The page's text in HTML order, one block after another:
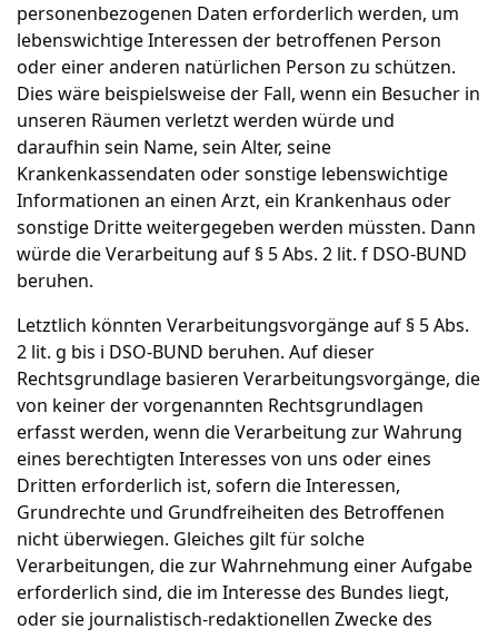
personenbezogenen Daten erforderlich werden, um
lebenswichtige Interessen der betroffenen Person
oder einer anderen natürlichen Person zu schützen.
Dies wäre beispielsweise der Fall, wenn ein Besucher in
unseren Räumen verletzt werden würde und
daraufhin sein Name, sein Alter, seine
Krankenkassendaten oder sonstige lebenswichtige
Informationen an einen Arzt, ein Krankenhaus oder
sonstige Dritte weitergegeben werden müssten. Dann
würde die Verarbeitung auf § 5 Abs. 2 lit. f DSO-BUND
beruhen.
Letztlich könnten Verarbeitungsvorgänge auf § 5 Abs.
2 lit. g bis i DSO-BUND beruhen. Auf dieser
Rechtsgrundlage basieren Verarbeitungsvorgänge, die
von keiner der vorgenannten Rechtsgrundlagen
erfasst werden, wenn die Verarbeitung zur Wahrung
eines berechtigten Interesses von uns oder eines
Dritten erforderlich ist, sofern die Interessen,
Grundrechte und Grundfreiheiten des Betroffenen
nicht überwiegen. Gleiches gilt für solche
Verarbeitungen, die zur Wahrnehmung einer Aufgabe
erforderlich sind, die im Interesse des Bundes liegt,
oder sie journalistisch-redaktionellen Zwecke des